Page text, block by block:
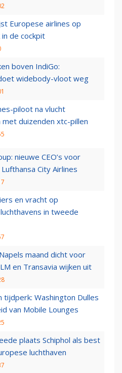
Europese airlines op
de cockpit
boven IndiGo:
widebody-vloot weg
piloot na vlucht
met duizenden xtc-pillen
nieuwe CEO’s voor
City Airlines
en vracht op
in tweede
maand dicht voor
en Transavia wijken uit
tijdperk: Washington Dulles
van Mobile Lounges
plaats Schiphol als best
luchthaven